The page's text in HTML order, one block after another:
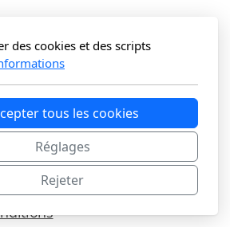
des cookies et des scripts
tous les cookies
Réglages
Rejeter